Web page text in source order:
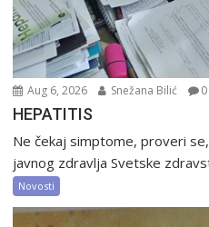
Aug 6, 2026 Snežana Bilić 0
HEPATITIS
Ne čekaj simptome, proveri
javnog zdravlja Svetske
Novosti